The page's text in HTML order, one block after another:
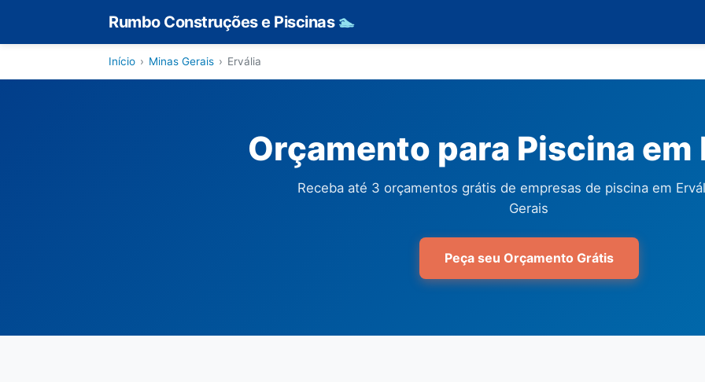
Rumbo Construções e Piscinas 🏊
Início › Minas Gerais › Ervália
Orçamento para Piscina em
Receba até 3 orçamentos grátis de empresas de piscina em
Gerais
Peça seu Orçamento Grátis